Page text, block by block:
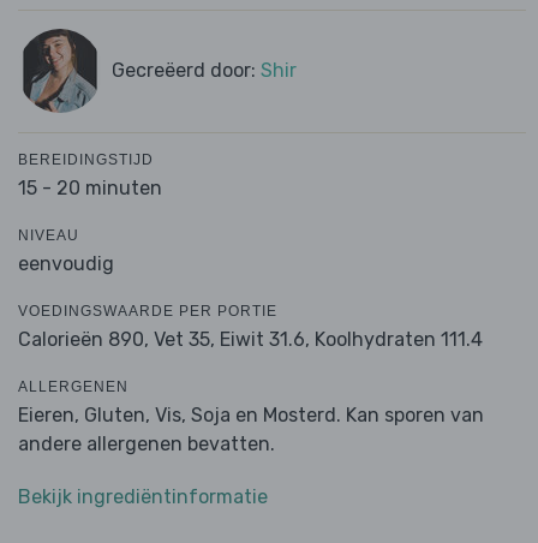
Gecreëerd door: Shir
BEREIDINGSTIJD
15 - 20 minuten
NIVEAU
eenvoudig
VOEDINGSWAARDE PER PORTIE
Calorieën 890, Vet 35, Eiwit 31.6, Koolhydraten 111.4
ALLERGENEN
Eieren, Gluten, Vis, Soja en Mosterd. Kan sporen van
andere allergenen bevatten.
Bekijk ingrediëntinformatie